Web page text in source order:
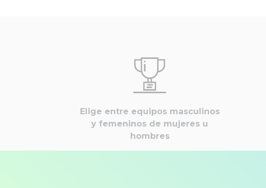
Elige entre equipos masculinos
y femeninos de mujeres u
hombres